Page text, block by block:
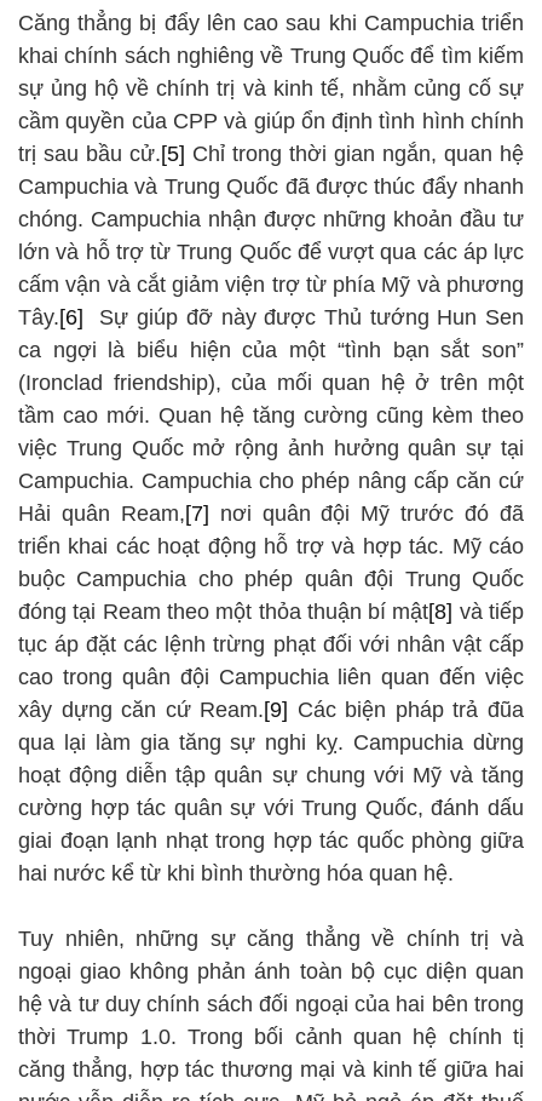
Căng thẳng bị đẩy lên cao sau khi Campuchia triển
khai chính sách nghiêng về Trung Quốc để tìm kiếm
sự ủng hộ về chính trị và kinh tế, nhằm củng cố sự
cầm quyền của CPP và giúp ổn định tình hình chính
trị sau bầu cử.[5] Chỉ trong thời gian ngắn, quan hệ
Campuchia và Trung Quốc đã được thúc đẩy nhanh
chóng. Campuchia nhận được những khoản đầu tư
lớn và hỗ trợ từ Trung Quốc để vượt qua các áp lực
cấm vận và cắt giảm viện trợ từ phía Mỹ và phương
Tây.[6] Sự giúp đỡ này được Thủ tướng Hun Sen
ca ngợi là biểu hiện của một “tình bạn sắt son”
(Ironclad friendship), của mối quan hệ ở trên một
tầm cao mới. Quan hệ tăng cường cũng kèm theo
việc Trung Quốc mở rộng ảnh hưởng quân sự tại
Campuchia. Campuchia cho phép nâng cấp căn cứ
Hải quân Ream,[7] nơi quân đội Mỹ trước đó đã
triển khai các hoạt động hỗ trợ và hợp tác. Mỹ cáo
buộc Campuchia cho phép quân đội Trung Quốc
đóng tại Ream theo một thỏa thuận bí mật[8] và tiếp
tục áp đặt các lệnh trừng phạt đối với nhân vật cấp
cao trong quân đội Campuchia liên quan đến việc
xây dựng căn cứ Ream.[9] Các biện pháp trả đũa
qua lại làm gia tăng sự nghi kỵ. Campuchia dừng
hoạt động diễn tập quân sự chung với Mỹ và tăng
cường hợp tác quân sự với Trung Quốc, đánh dấu
giai đoạn lạnh nhạt trong hợp tác quốc phòng giữa
hai nước kể từ khi bình thường hóa quan hệ.
Tuy nhiên, những sự căng thẳng về chính trị và
ngoại giao không phản ánh toàn bộ cục diện quan
hệ và tư duy chính sách đối ngoại của hai bên trong
thời Trump 1.0. Trong bối cảnh quan hệ chính tị
căng thẳng, hợp tác thương mại và kinh tế giữa hai